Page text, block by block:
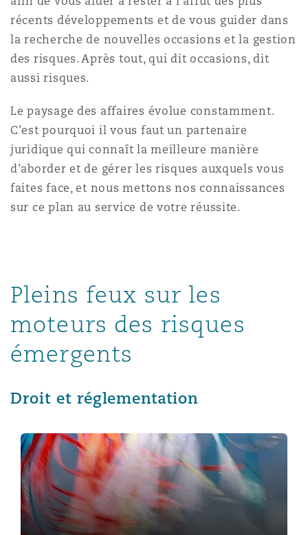
récents développements et de vous guider dans
la recherche de nouvelles occasions et la gestion
des risques. Après tout, qui dit occasions, dit
aussi risques.
Le paysage des affaires évolue constamment.
C’est pourquoi il vous faut un partenaire
juridique qui connaît la meilleure manière
d’aborder et de gérer les risques auxquels vous
faites face, et nous mettons nos connaissances
sur ce plan au service de votre réussite.
Pleins feux sur les
moteurs des risques
émergents
Droit et réglementation
Droits des Autochtones